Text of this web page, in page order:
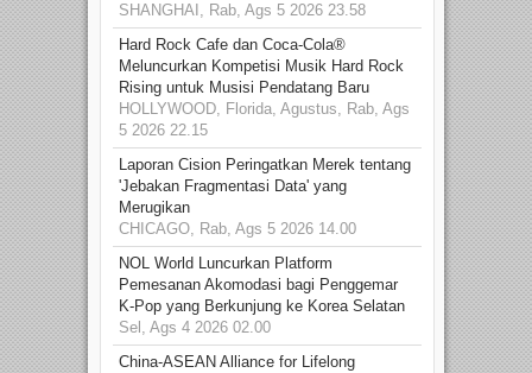
SHANGHAI, Rab, Ags 5 2026 23.58
Hard Rock Cafe dan Coca-Cola®
Meluncurkan Kompetisi Musik Hard Rock
Rising untuk Musisi Pendatang Baru
HOLLYWOOD, Florida, Agustus, Rab, Ags
5 2026 22.15
Laporan Cision Peringatkan Merek tentang
'Jebakan Fragmentasi Data' yang
Merugikan
CHICAGO, Rab, Ags 5 2026 14.00
NOL World Luncurkan Platform
Pemesanan Akomodasi bagi Penggemar
K-Pop yang Berkunjung ke Korea Selatan
Sel, Ags 4 2026 02.00
China-ASEAN Alliance for Lifelong